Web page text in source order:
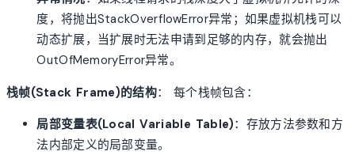
度，将抛出StackOverflowError异常；如果虚拟机栈可以
动态扩展，当扩展时无法申请到足够的内存，就会抛出
OutOfMemoryError异常。
栈帧(Stack Frame)的结构： 每个栈帧包含：
局部变量表(Local Variable Table)：存放方法参数和方
法内部定义的局部变量。